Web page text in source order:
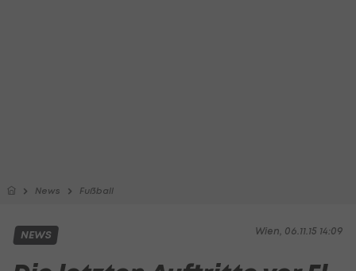
News Fußball
Wien, 06.11.15 14:09
NEWS